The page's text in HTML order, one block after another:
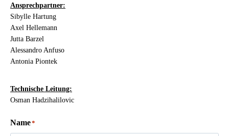
Ansprechpartner:
Sibylle Hartung
Axel Hellemann
Jutta Barzel
Alessandro Anfuso
Antonia Piontek
Technische Leitung:
Osman Hadzihalilovic
Name*